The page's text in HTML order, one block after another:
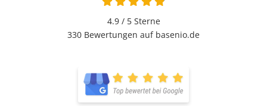
4.9 / 5Sterne
330 Bewertungen auf basenio.de